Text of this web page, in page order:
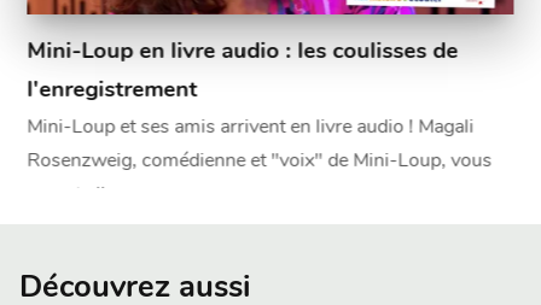
Mini-Loup en livre audio : les coulisses de
l'enregistrement
Mini-Loup et ses amis arrivent en livre audio ! Magali
Rosenzweig, comédienne et "voix" de Mini-Loup, vous
Découvrez aussi